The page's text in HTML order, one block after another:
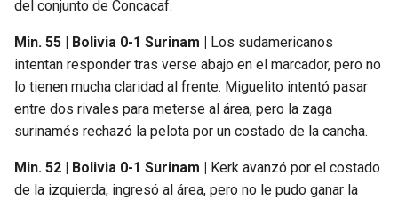
del conjunto de Concacaf.
Min. 55 | Bolivia 0-1 Surinam |
Los sudamericanos
intentan responder tras verse abajo en el marcador, pero no
lo tienen mucha claridad al frente. Miguelito intentó pasar
entre dos rivales para meterse al área, pero la zaga
surinamés rechazó la pelota por un costado de la cancha.
Min. 52 | Bolivia 0-1 Surinam |
Kerk avanzó por el costado
de la izquierda, ingresó al área, pero no le pudo ganar la